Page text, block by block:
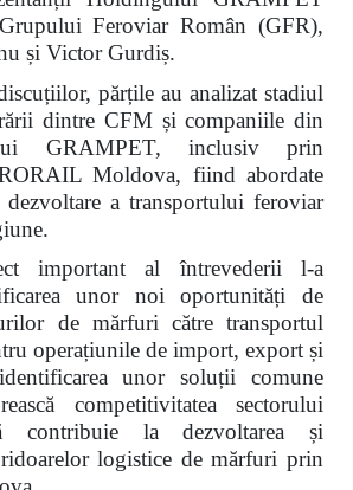
Feroviar Român (GFR),
și Victor Gurdiș.
părțile au analizat stadiul
dintre CFM și companiile din
GRAMPET, inclusiv prin
Moldova, fiind abordate
dezvoltare a transportului feroviar
important al întrevederii l-a
unor noi oportunități de
de mărfuri către transportul
operațiunile de import, export și
unor soluții comune
competitivitatea sectorului
contribuie la dezvoltarea și
logistice de mărfuri prin